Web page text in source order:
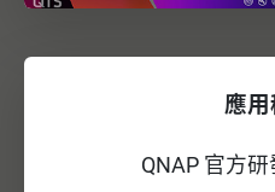
應用
QNAP 官方